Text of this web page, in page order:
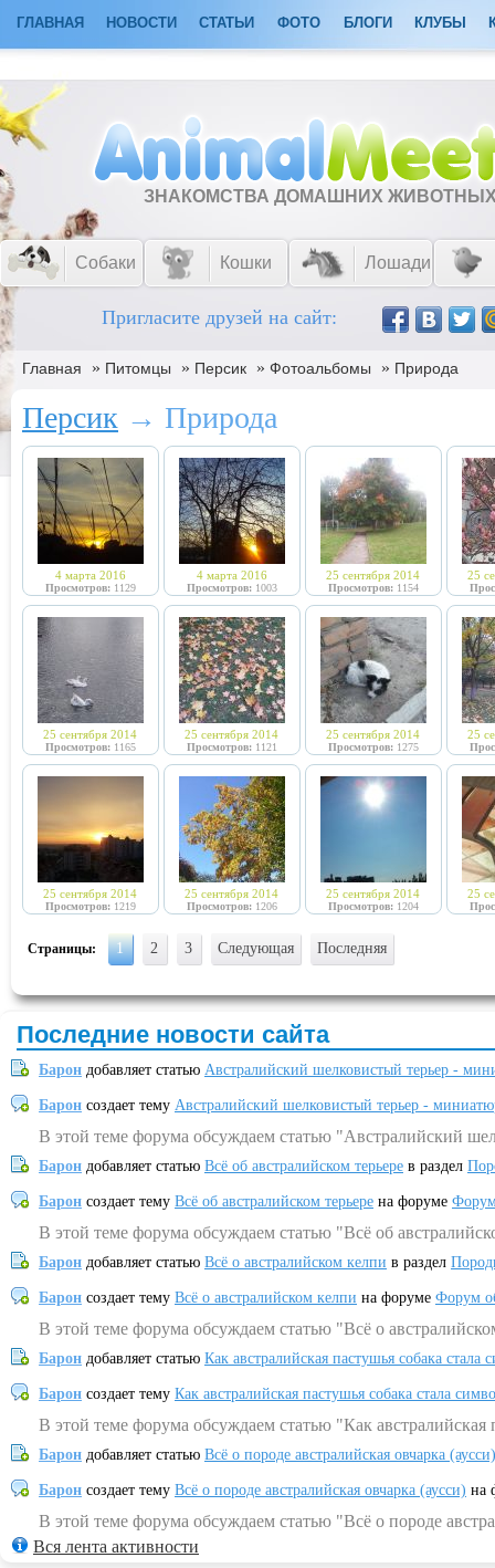
ГЛАВНАЯ НОВОСТИ СТАТЬИ ФОТО БЛОГИ КЛУБЫ
ЗНАКОМСТВА ДОМАШНИХ
Собаки Кошки Лошади
Пригласите друзей на сайт:
Главная » Питомцы » Персик » Фотоальбомы » Природа
Персик → Природа
4 марта 2016
Просмотров: 1129
4 марта 2016
Просмотров: 1003
25 сентября 2014
Просмотров: 1154
25
25 сентября 2014
Просмотров: 1165
25 сентября 2014
Просмотров: 1121
25 сентября 2014
Просмотров: 1275
25
25 сентября 2014
Просмотров: 1219
25 сентября 2014
Просмотров: 1206
25 сентября 2014
Просмотров: 1204
25
Страницы: 1 2 3 Следующая Последняя
Последние новости сайта
Барон добавляет статью Австралийский шелковистый терьер -
Барон создает тему Австралийский шелковистый терьер -
В этой теме форума обсуждаем статью "Австралийский
Барон добавляет статью Всё об австралийском терьере в раздел
Барон создает тему Всё об австралийском терьере на форуме
В этой теме форума обсуждаем статью "Всё об
Барон добавляет статью Всё о австралийском келпи в раздел
Барон создает тему Всё о австралийском келпи на форуме Форум
В этой теме форума обсуждаем статью "Всё о
Барон добавляет статью Как австралийская пастушья собака
Барон создает тему Как австралийская пастушья собака стала
В этой теме форума обсуждаем статью "Как
Барон добавляет статью Всё о породе австралийская овчарка (аусси)
Барон создает тему Всё о породе австралийская овчарка (аусси) на
В этой теме форума обсуждаем статью "Всё о породе
Вся лента активности